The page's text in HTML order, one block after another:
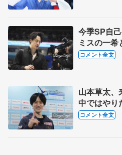
今季SP自
ミスの一
る、チャン
コメント全文
山本草太、
中ではや
ャンピオン
コメント全文